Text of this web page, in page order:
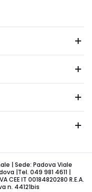
| Sede: Padova Viale
|Tel. 049 981 4611 |
IT 00184820280 R.E.A.
n. 44121bis